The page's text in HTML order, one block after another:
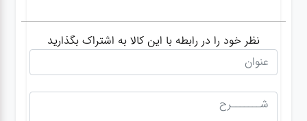
نظر خود را در رابطه با این کالا به اشتراک بگذارید